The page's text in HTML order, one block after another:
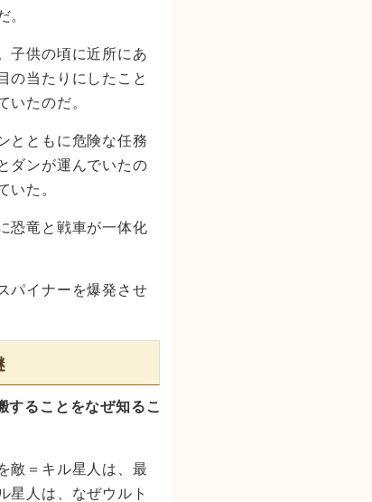
。
子供の頃に近所にあ
の当たりにしたこと
いたのだ。
とともに危険な任務
ダンが運んでいたの
いた。
恐竜と戦車が一体化
パイナーを爆発させ
することをなぜ知るこ
敵＝キル星人は、最
人は、なぜウルト